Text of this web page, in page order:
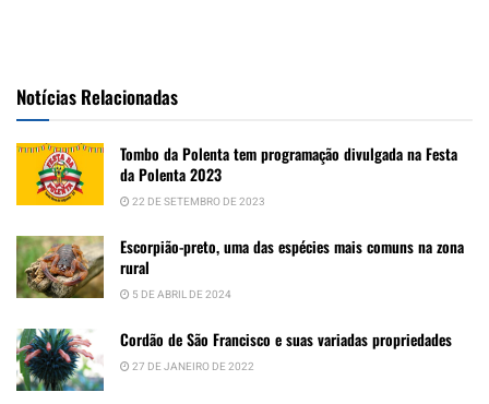
Notícias Relacionadas
Tombo da Polenta tem programação divulgada na Festa
da Polenta 2023
22 DE SETEMBRO DE 2023
Escorpião-preto, uma das espécies mais comuns na zona
rural
5 DE ABRIL DE 2024
Cordão de São Francisco e suas variadas propriedades
27 DE JANEIRO DE 2022